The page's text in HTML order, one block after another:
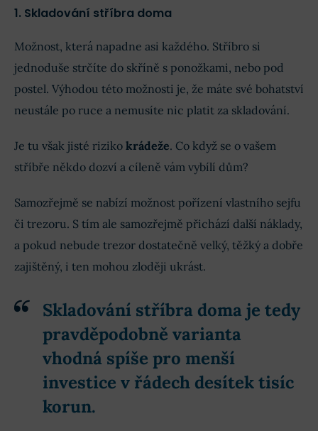
1. Skladování stříbra doma
Možnost, která napadne asi každého. Stříbro si
jednoduše strčíte do skříně s ponožkami, nebo pod
postel. Výhodou této možnosti je, že máte své bohatství
neustále po ruce a nemusíte nic platit za skladování.
Je tu však jisté riziko krádeže. Co když se o vašem
stříbře někdo dozví a cíleně vám vybílí dům?
Samozřejmě se nabízí možnost pořízení vlastního sejfu
či trezoru. S tím ale samozřejmě přichází další náklady,
a pokud nebude trezor dostatečně velký, těžký a dobře
zajištěný, i ten mohou zloději ukrást.
Skladování stříbra doma je tedy
pravděpodobně varianta
vhodná spíše pro menší
investice v řádech desítek tisíc
korun.